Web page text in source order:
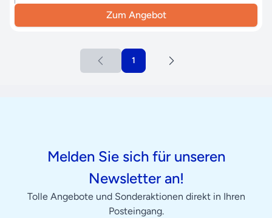
Zum Angebot
1
Melden Sie sich für unseren
Newsletter an!
Tolle Angebote und Sonderaktionen direkt in Ihren
Posteingang.